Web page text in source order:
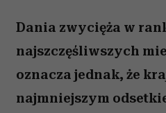
Dania zwycięża w
najszczęśliwszych
oznacza jednak, że
najmniejszym